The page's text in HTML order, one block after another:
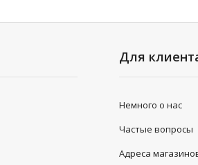
Для
Немного о нас
Частые вопросы
Адреса